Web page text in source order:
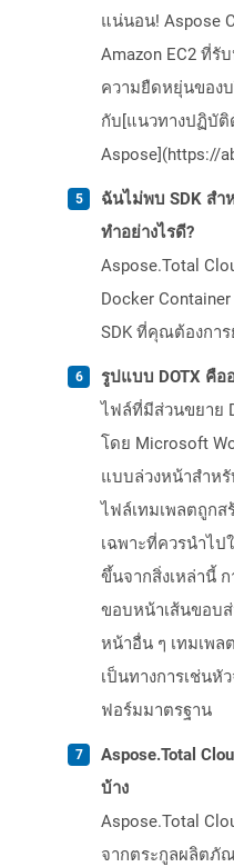
แน่นอน! Aspose
Amazon EC2 ที่
ความยืดหยุ่นของบ
กับ[แนวทางปฏิบั
Aspose](https://
ฉันไม่พบ SDK ส
ทำอย่างไรดี?
Aspose.Total
Docker
SDK ที่คุณต้องกา
รูปแบบ DOTX คือ
ไฟล์ที่มีส่วนขยาย
โดย Microsoft
แบบล่วงหน้าสำหรั
ไฟล์เทมเพลตถูกส
เฉพาะที่ควรนำไ
ขึ้นจากสิ่งเหล่านี้ ก
ขอบหน้าเส้นขอบ
หน้าอื่น ๆ เทมเพล
เป็นทางการเช่น
ฟอร์มมาตรฐาน
Aspose.Total
บ้าง
Aspose.Total
จากตระกูลผลิตภั